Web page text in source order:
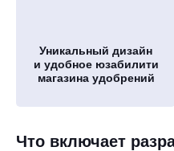
Уникальный дизайн
и удобное юзабилити
магазина удобрений
Что включает